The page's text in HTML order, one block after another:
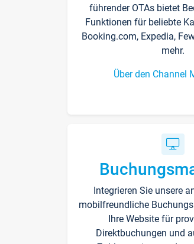
führender OTAs bietet
Funktionen für beliebte
Booking.com, Expedia,
mehr.
Über den Channel
Integrieren Sie unsere
mobilfreundliche
Ihre Website für
Direktbuchungen und